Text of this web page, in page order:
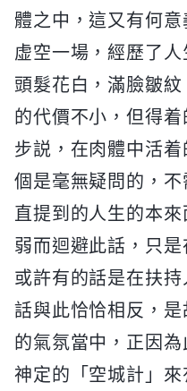
體之中，這又有何
虚空一場，經歷了
頭髮花白，滿臉皺
的代價不小，但得
步説，在肉體中活
個是毫無疑問的，
直提到的人生的本
弱而迴避此話，只是
或許有的話是在扶
話與此恰恰相反，是
的氣氛當中，正因
神定的「空城計」